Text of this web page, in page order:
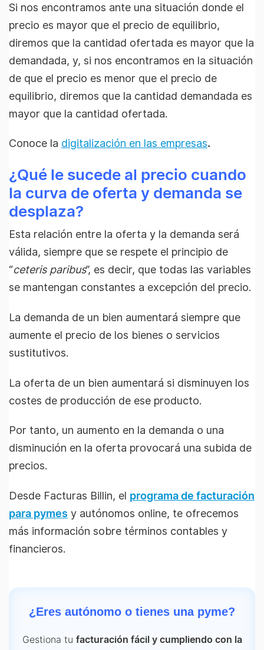
Si nos encontramos ante una situación donde el
precio es mayor que el precio de equilibrio,
diremos que la cantidad ofertada es mayor que la
demandada, y, si nos encontramos en la situación
de que el precio es menor que el precio de
equilibrio, diremos que la cantidad demandada es
mayor que la cantidad ofertada.
Conoce la digitalización en las empresas.
¿Qué le sucede al precio cuando
la curva de oferta y demanda se
desplaza?
Esta relación entre la oferta y la demanda será
válida, siempre que se respete el principio de
“ceteris paribus”, es decir, que todas las variables
se mantengan constantes a excepción del precio.
La demanda de un bien aumentará siempre que
aumente el precio de los bienes o servicios
sustitutivos.
La oferta de un bien aumentará si disminuyen los
costes de producción de ese producto.
Por tanto, un aumento en la demanda o una
disminución en la oferta provocará una subida de
precios.
Desde Facturas Billin, el programa de facturación
para pymes y autónomos online, te ofrecemos
más información sobre términos contables y
financieros.
¿Eres autónomo o tienes una pyme?
Gestiona tu facturación fácil y cumpliendo con la